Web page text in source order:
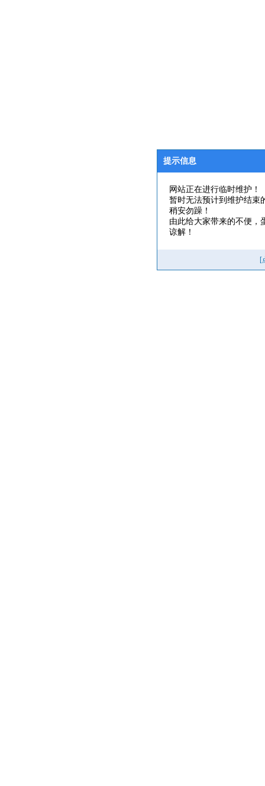
提示信息
网站正在进行临时维护！
暂时无法预计到维护结束
稍安勿躁！
由此给大家带来的不便，
谅解！
[